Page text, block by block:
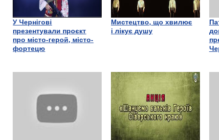
У Чернігові
презентували проєкт
про місто-герой, місто-
фортецю
Мистецтво, що хвилює
і лікує душу